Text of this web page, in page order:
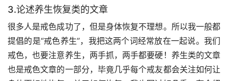
3.论述养生恢复类的文章
很多人是戒色成功了，但是身体恢复不理想。所以我一般都
提倡的是“戒色养生”，我把这两个词经常放在一起说。我们
戒色，也要注意养生，两手抓，两手都要硬！养生类的文章
也是戒色文章的一部分，毕竟几乎每个戒友都会关注如何让